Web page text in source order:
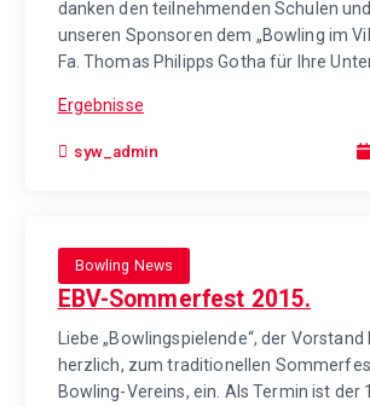
danken den teilnehmenden Schulen
unseren Sponsoren dem „Bowling im
Fa. Thomas Philipps Gotha für Ihre
Ergebnisse
syw_admin
Bowling News
EBV-Sommerfest 2015.
Liebe „Bowlingspielende“, der Vorstand
herzlich, zum traditionellen
Bowling-Vereins, ein. Als Termin ist der